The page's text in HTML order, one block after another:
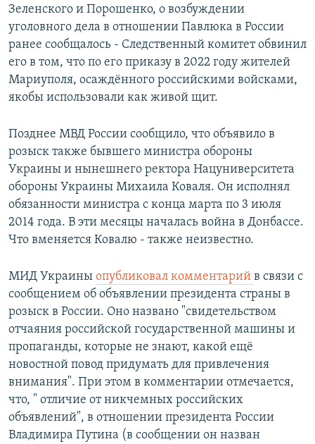
Зеленского и Порошенко, о возбуждении
уголовного дела в отношении Павлюка в России
ранее сообщалось - Следственный комитет обвинил
его в том, что по его приказу в 2022 году жителей
Мариуполя, осаждённого российскими войсками,
якобы использовали как живой щит.
Позднее МВД России сообщило, что объявило в
розыск также бывшего министра обороны
Украины и нынешнего ректора Нацуниверситета
обороны Украины Михаила Коваля. Он исполнял
обязанности министра с конца марта по 3 июля
2014 года. В эти месяцы началась война в Донбассе.
Что вменяется Ковалю - также неизвестно.
МИД Украины опубликовал комментарий в связи с
сообщением об объявлении президента страны в
розыск в России. Оно названо "свидетельством
отчаяния российской государственной машины и
пропаганды, которые не знают, какой ещё
новостной повод придумать для привлечения
внимания". При этом в комментарии отмечается,
что, " отличие от никчемных российских
объявлений", в отношении президента России
Владимира Путина (в сообщении он назван